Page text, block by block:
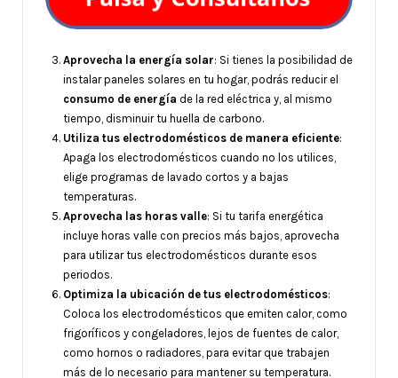
Aprovecha la energía solar: Si tienes la posibilidad de
instalar paneles solares en tu hogar, podrás reducir el
consumo de energía de la red eléctrica y, al mismo
tiempo, disminuir tu huella de carbono.
Utiliza tus electrodomésticos de manera eficiente:
Apaga los electrodomésticos cuando no los utilices,
elige programas de lavado cortos y a bajas
temperaturas.
Aprovecha las horas valle: Si tu tarifa energética
incluye horas valle con precios más bajos, aprovecha
para utilizar tus electrodomésticos durante esos
periodos.
Optimiza la ubicación de tus electrodomésticos:
Coloca los electrodomésticos que emiten calor, como
frigoríficos y congeladores, lejos de fuentes de calor,
como hornos o radiadores, para evitar que trabajen
más de lo necesario para mantener su temperatura.